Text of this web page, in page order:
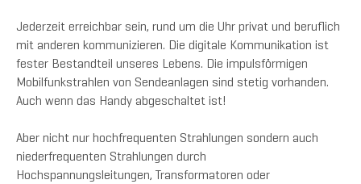
Jederzeit erreichbar sein, rund um die Uhr privat und beruflich
mit anderen kommunizieren. Die digitale Kommunikation ist
fester Bestandteil unseres Lebens. Die impulsförmigen
Mobilfunkstrahlen von Sendeanlagen sind stetig vorhanden.
Auch wenn das Handy abgeschaltet ist!
Aber nicht nur hochfrequenten Strahlungen sondern auch
niederfrequenten Strahlungen durch
Hochspannungsleitungen, Transformatoren oder